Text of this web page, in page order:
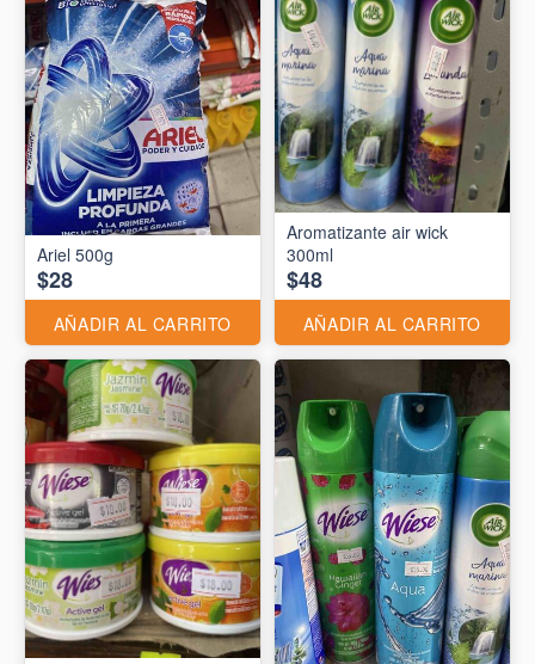
Ariel 500g
$28
AÑADIR AL CARRITO
Aromatizante air wick
300ml
$48
AÑADIR AL CARRITO